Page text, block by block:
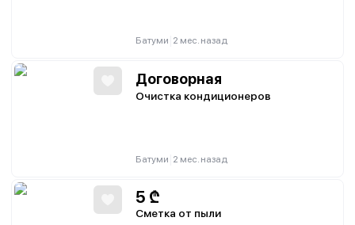
Батуми 2 мес. назад
Договорная
Очистка кондиционеров
Батуми 2 мес. назад
5 ₾
Сметка от пыли